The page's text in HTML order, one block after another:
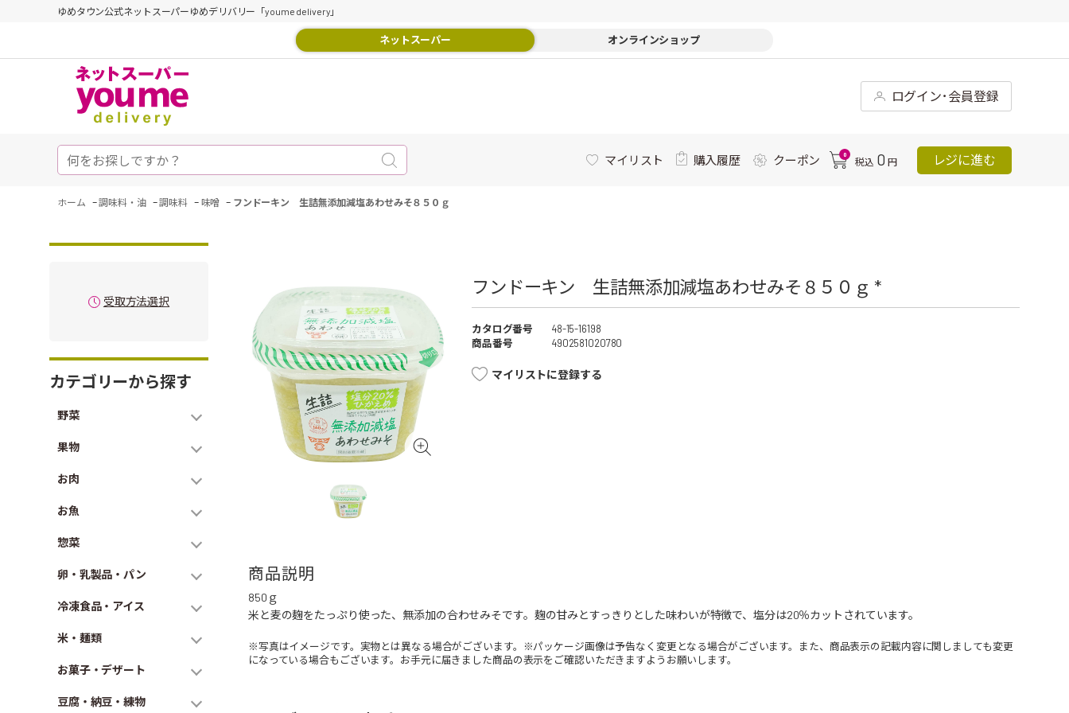
ゆめタウン公式ネットスーパーゆめデリバリー「youme delivery」
ネットスーパー オンラインショップ
ログイン･会員登録
マイリスト 購入履歴 クーポン 0
税込 0 円 レジに進む
ホーム -調味料・油 -調味料 - 味噌 - フンドーキン 生詰無添加減塩あわせみそ８５０ｇ
受取方法選択
カテゴリーから探す
野菜
果物
お肉
お魚
惣菜
卵・乳製品・パン
冷凍食品・アイス
米・麺類
お菓子・デザート
豆腐・納豆・練物
フンドーキン 生詰無添加減塩あわせみそ８５０ｇ *
カタログ番号
48-15-16198
商品番号
4902581020780
マイリストに登録する
商品説明
850ｇ
米と麦の麹をたっぷり使った、無添加の合わせみそです。麹の甘みとすっきりとした味わいが特徴で、塩分は20％カットされています。
※写真はイメージです。実物とは異なる場合がございます。※パッケージ画像は予告なく変更となる場合がございます。また、商品表示の記載内容に関しましても変更
になっている場合もございます。お手元に届きました商品の表示をご確認いただきますようお願いします。